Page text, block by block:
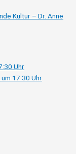
Kultur – Dr. Anne
Uhr
17:30 Uhr